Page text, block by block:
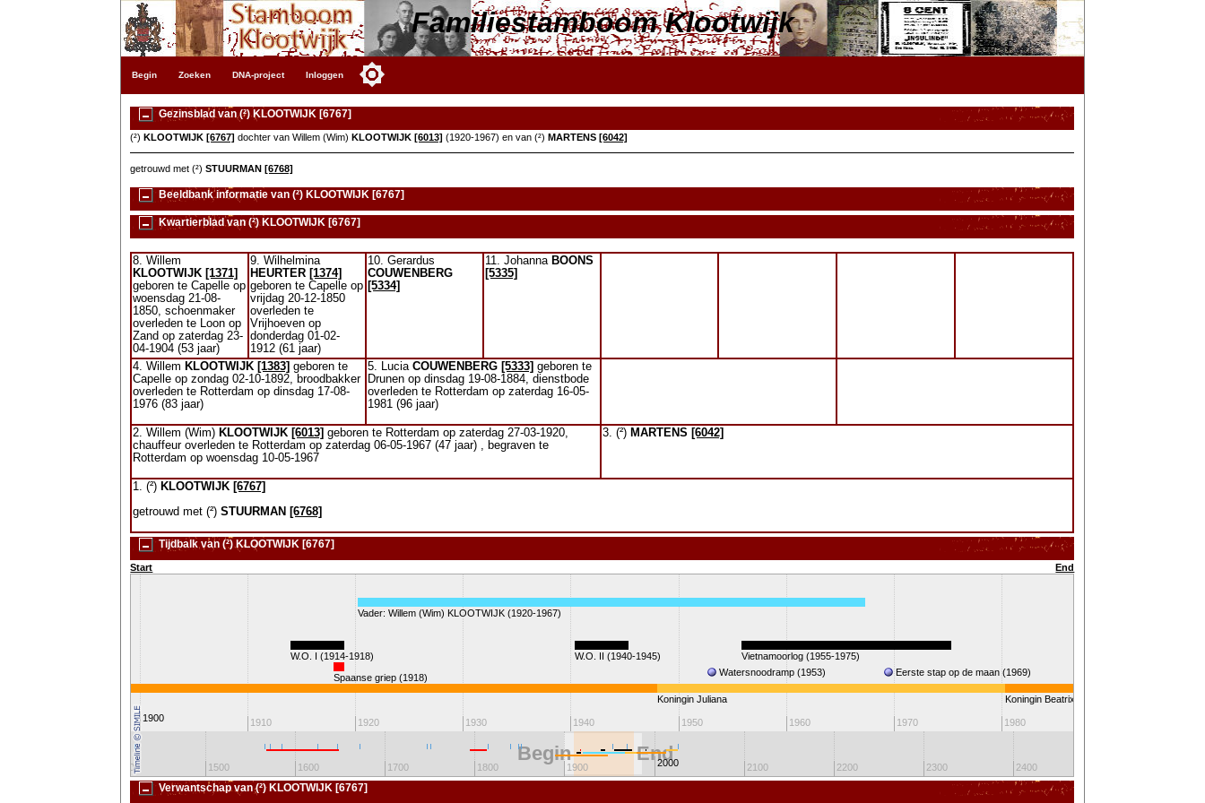
Familiestamboom Klootwijk
Begin Zoeken DNA-project Inloggen
Gezinsblad van (²) KLOOTWIJK [6767]
(²)KLOOTWIJK [6767] dochter van Willem (Wim)KLOOTWIJK [6013] (1920-1967) en van (²)MARTENS [6042]
getrouwd met (²)STUURMAN [6768]
Beeldbank informatie van (²) KLOOTWIJK [6767]
Kwartierblad van (²) KLOOTWIJK [6767]
8. Willem
KLOOTWIJK [1371]
geboren te Capelle op
woensdag 21-08-
1850, schoenmaker
overleden te Loon op
Zand op zaterdag 23-
04-1904 (53 jaar)
9. Wilhelmina
HEURTER [1374]
geboren te Capelle op
vrijdag 20-12-1850
overleden te
Vrijhoeven op
donderdag 01-02-
1912 (61 jaar)
10. Gerardus
COUWENBERG
[5334]
11. Johanna BOONS
[5335]
4. Willem KLOOTWIJK [1383] geboren te
Capelle op zondag 02-10-1892, broodbakker
overleden te Rotterdam op dinsdag 17-08-
1976 (83 jaar)
5. LuciaCOUWENBERG [5333] geboren te
Drunen op dinsdag 19-08-1884, dienstbode
overleden te Rotterdam op zaterdag 16-05-
1981 (96 jaar)
2. Willem (Wim) KLOOTWIJK [6013] geboren te Rotterdam op zaterdag 27-03-1920,
chauffeur overleden te Rotterdam op zaterdag 06-05-1967 (47 jaar) , begraven te
Rotterdam op woensdag 10-05-1967
3. (²) MARTENS [6042]
1. (²) KLOOTWIJK [6767]
getrouwd met (²)STUURMAN [6768]
Tijdbalk van (²) KLOOTWIJK [6767]
Start End
1900 1910 1920 1930 1940 1950 1960 1970 1980
Koningin Beatrix
Eerste stap op de maan (1969)
Vietnamoorlog (1955-1975)
Watersnoodramp (1953)
Koningin Juliana
W.O. II (1940-1945)
Vader: Willem (Wim) KLOOTWIJK (1920-1967)
Spaanse griep (1918)
W.O. I (1914-1918)
1400 1500 1600 1700 1800 1900 2000 2100 2200 2300 2400
Begin End
Verwantschap van (²) KLOOTWIJK [6767]